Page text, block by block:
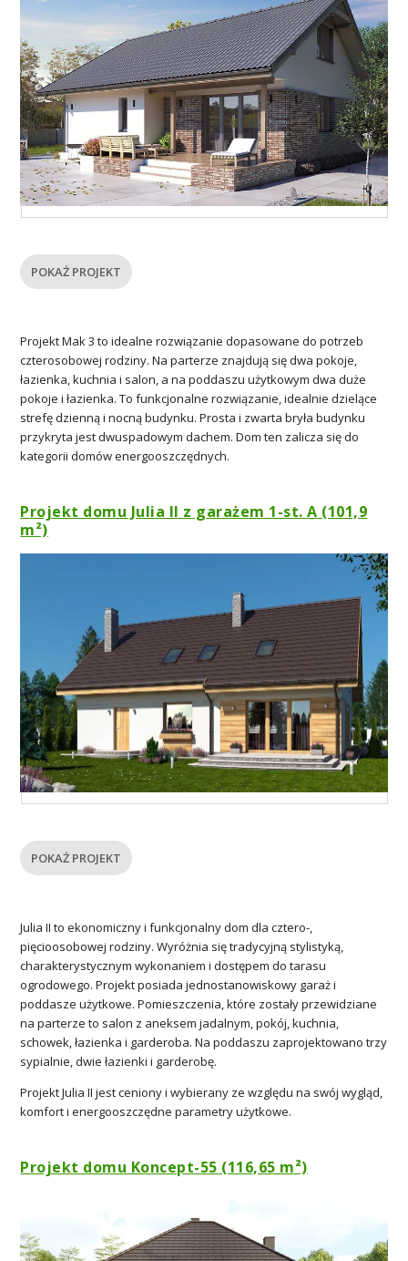
POKAŻ PROJEKT
Projekt Mak 3 to idealne rozwiązanie dopasowane do potrzeb
czterosobowej rodziny. Na parterze znajdują się dwa pokoje,
łazienka, kuchnia i salon, a na poddaszu użytkowym dwa duże
pokoje i łazienka. To funkcjonalne rozwiązanie, idealnie dzielące
strefę dzienną i nocną budynku. Prosta i zwarta bryła budynku
przykryta jest dwuspadowym dachem. Dom ten zalicza się do
kategorii domów energooszczędnych.
Projekt domu Julia II z garażem 1-st. A (101,9
m²)
POKAŻ PROJEKT
Julia II to ekonomiczny i funkcjonalny dom dla cztero-,
pięcioosobowej rodziny. Wyróżnia się tradycyjną stylistyką,
charakterystycznym wykonaniem i dostępem do tarasu
ogrodowego. Projekt posiada jednostanowiskowy garaż i
poddasze użytkowe. Pomieszczenia, które zostały przewidziane
na parterze to salon z aneksem jadalnym, pokój, kuchnia,
schowek, łazienka i garderoba. Na poddaszu zaprojektowano trzy
sypialnie, dwie łazienki i garderobę.
Projekt Julia II jest ceniony i wybierany ze względu na swój wygląd,
komfort i energooszczędne parametry użytkowe.
Projekt domu Koncept-55 (116,65 m²)